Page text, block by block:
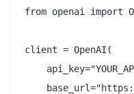
from openai import
client = OpenAI(